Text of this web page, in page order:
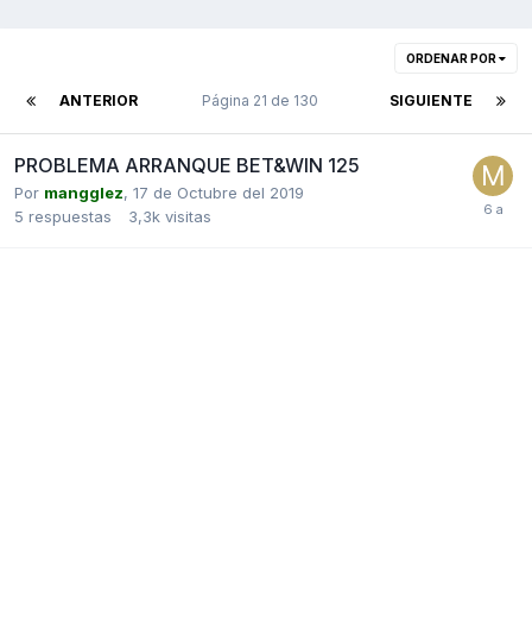
ORDENAR POR
ANTERIOR SIGUIENTE
Página 21 de 130
PROBLEMA ARRANQUE BET&WIN 125
Por mangglez, 17 de Octubre del 2019
5 respuestas 3,3k visitas